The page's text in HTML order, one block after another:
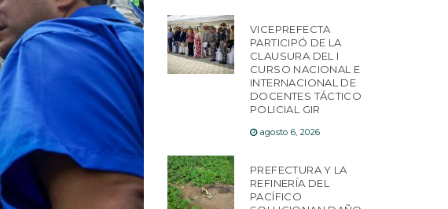
VICEPREFECTA
PARTICIPÓ DE LA
CLAUSURA DEL I
CURSO NACIONAL E
INTERNACIONAL DE
DOCENTES TÁCTICO
POLICIAL GIR
agosto 6, 2026
PREFECTURA Y LA
REFINERÍA DEL
PACÍFICO